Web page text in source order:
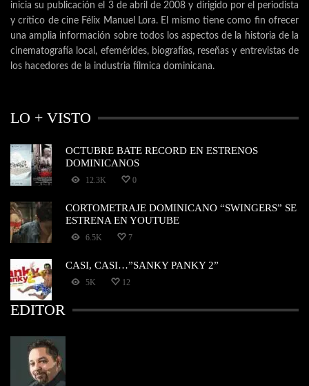
inicia su publicación el 3 de abril de 2008 y dirigido por el periodista
y crítico de cine Félix Manuel Lora. El mismo tiene como fin ofrecer
una amplia información sobre todos los aspectos de la historia de la
cinematografía local, efemérides, biografías, reseñas y entrevistas de
los hacedores de la industria fílmica dominicana.
LO + VISTO
OCTUBRE BATE RECORD EN ESTRENOS
DOMINICANOS
12.3K 0
CORTOMETRAJE DOMINICANO “SWINGERS” SE
ESTRENA EN YOUTUBE
6.5K 7
CASI, CASI…”SANKY PANKY 2”
5K 12
EDITOR